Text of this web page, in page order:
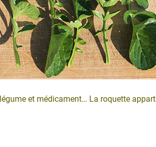
et médicament… La roquette